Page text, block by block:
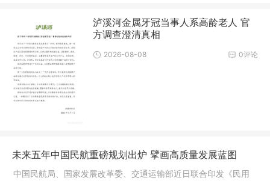
泸溪河金属牙冠当事人系高龄老人 官
方调查澄清真相
0评论
2026-08-08
未来五年中国民航重磅规划出炉 擘画高质量发展蓝图
中国民航局、国家发展改革委、交通运输部近日联合印发《民用